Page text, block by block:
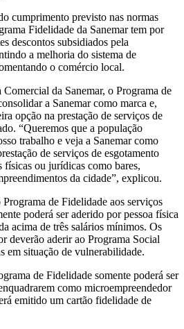
cumprimento previsto nas normas
Fidelidade da Sanemar tem por
descontos subsidiados pela
a melhoria do sistema de
o comércio local.
da Sanemar, o Programa de
a Sanemar como marca e,
opção na prestação de serviços de
“Queremos que a população
trabalho e veja a Sanemar como
de serviços de esgotamento
físicas ou jurídicas como bares,
da cidade”, explicou.
de Fidelidade aos serviços
poderá ser aderido por pessoa física
acima de três salários mínimos. Os
deverão aderir ao Programa Social
em situação de vulnerabilidade.
de Fidelidade somente poderá ser
como microempreendedor
emitido um cartão fidelidade de